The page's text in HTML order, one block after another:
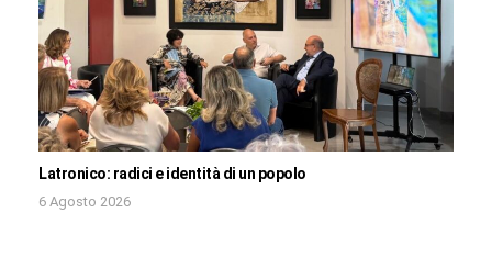
Latronico: radici e identità di un popolo
6 Agosto 2026